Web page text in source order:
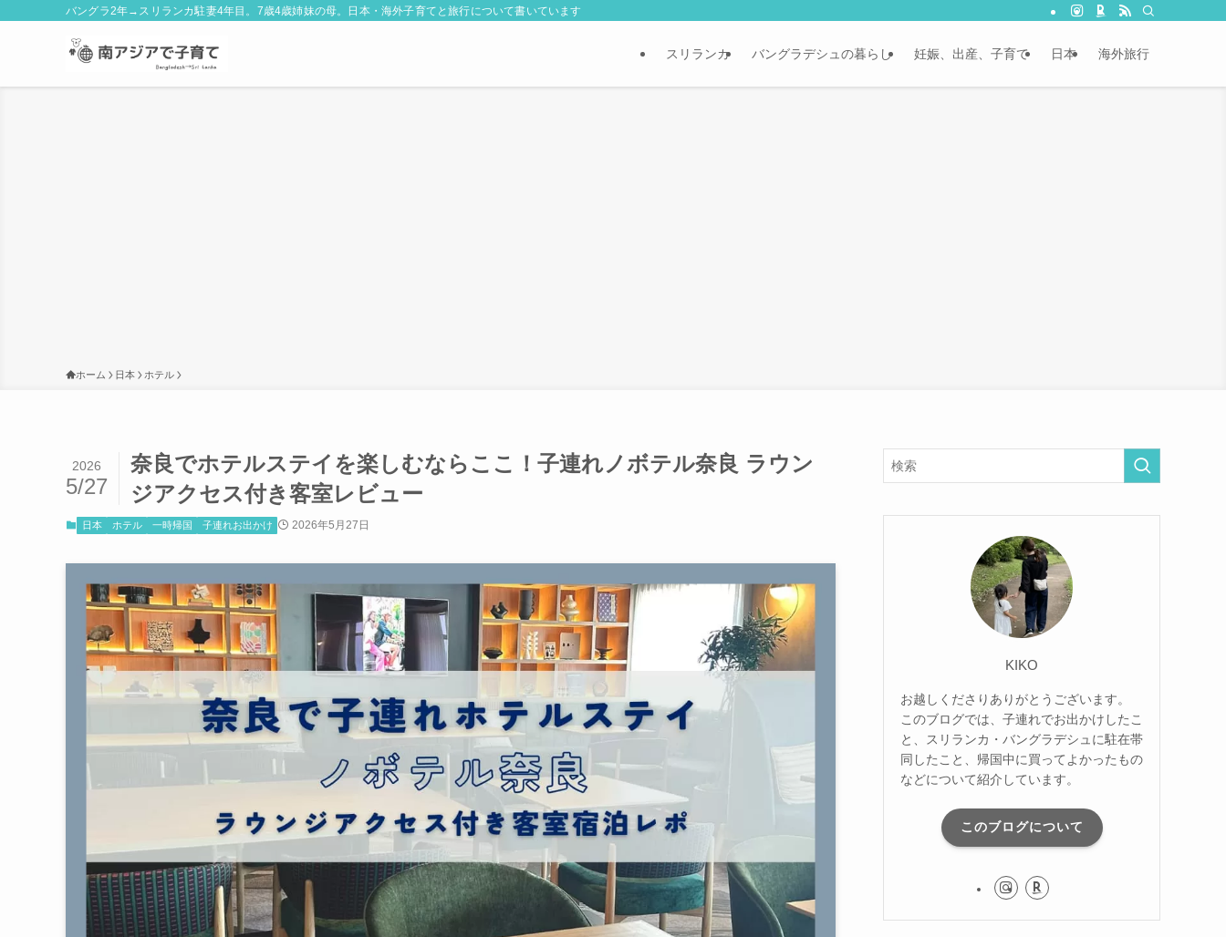
バングラ2年→スリランカ駐妻4年目。7歳4歳姉妹の母。日本・海外子育てと旅行について書いています
スリランカ バングラデシュの暮らし 妊娠、出産、子育て 日本 海外旅行
ホーム 日本 ホテル
奈良でホテルステイを楽しむならここ！子連れノボテル奈良 ラウン
ジアクセス付き客室レビュー
2026
5/27
日本 ホテル 一時帰国 子連れお出かけ 2026年5月27日
KIKO
お越しくださりありがとうございます。
このブログでは、子連れでお出かけしたこ
と、スリランカ・バングラデシュに駐在帯
同したこと、帰国中に買ってよかったもの
などについて紹介しています。
このブログについて